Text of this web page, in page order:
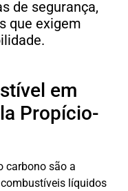
de segurança,
que exigem
em
Propício-
carbono são a
líquidos